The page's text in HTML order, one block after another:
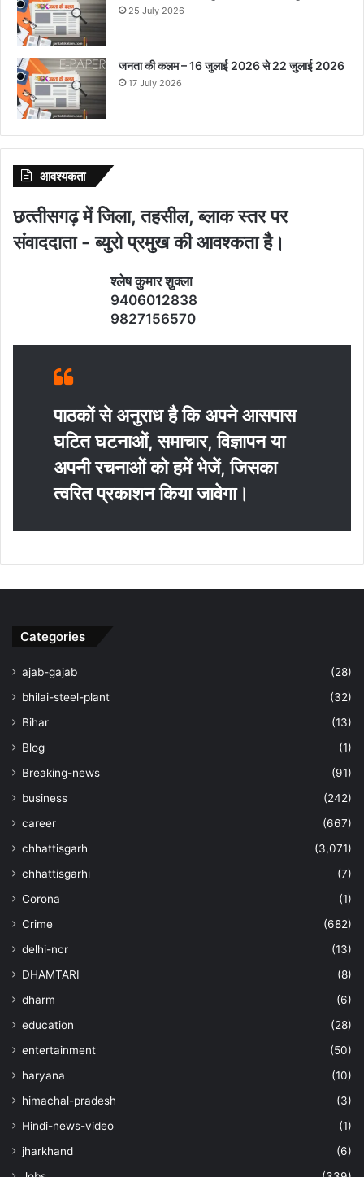
25 July 2026
जनता की कलम – 16 जुलाई 2026 से 22 जुलाई 2026
17 July 2026
आवश्‍यकता
छत्‍तीसगढ़ में जिला, तहसील, ब्‍लाक स्‍तर पर
संवाददाता - ब्‍युरो प्रमुख की आवश्‍कता है।
श्‍लेष कुमार शुक्‍ला
9406012838
9827156570
पाठकों से अनुराध है कि अपने आसपास
घटित घटनाओं, समाचार, विज्ञापन या
अपनी रचनाओं को हमें भेजें, जिसका
त्‍वरित प्रकाशन किया जावेगा।
Categories
ajab-gajab
(28)
bhilai-steel-plant
(32)
Bihar
(13)
Blog
(1)
Breaking-news
(91)
business
(242)
career
(667)
chhattisgarh
(3,071)
chhattisgarhi
(7)
Corona
(1)
Crime
(682)
delhi-ncr
(13)
DHAMTARI
(8)
dharm
(6)
education
(28)
entertainment
(50)
haryana
(10)
himachal-pradesh
(3)
Hindi-news-video
(1)
jharkhand
(6)